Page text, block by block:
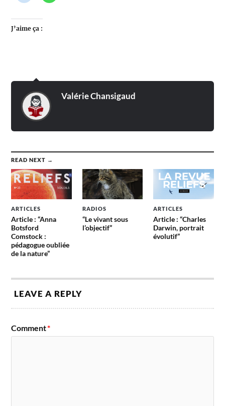
J’aime ça :
Valérie Chansigaud
READ NEXT →
ARTICLES
Article : “Anna
Botsford
Comstock :
pédagogue oubliée
de la nature”
RADIOS
“Le vivant sous
l’objectif”
ARTICLES
Article : “Charles
Darwin, portrait
évolutif”
LEAVE A REPLY
Comment*